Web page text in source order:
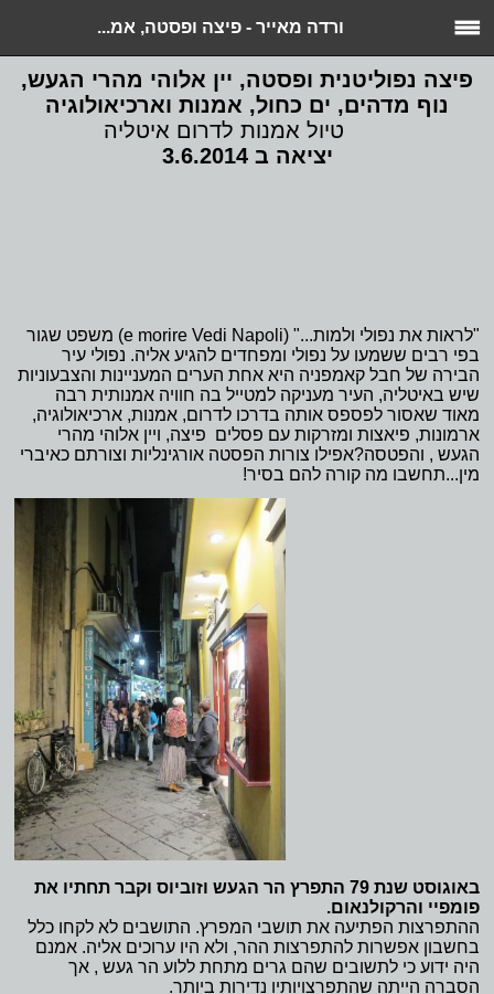
ורדה מאייר - פיצה ופסטה, אמ...
פיצה נפוליטנית ופסטה, יין אלוהי מהרי הגעש,
נוף מדהים, ים כחול, אמנות וארכיאולוגיה
טיול אמנות לדרום איטליה
יציאה ב 3.6.2014
"לראות את נפולי ולמות..." (Vedi Napoli
e morire) משפט שגור
בפי רבים ששמעו על נפולי ומפחדים להגיע אליה. נפולי עיר
הבירה של חבל קאמפניה היא אחת הערים המעניינות והצבעוניות
שיש באיטליה, העיר מעניקה למטייל בה חוויה אמנותית רבה
מאוד שאסור לפספס אותה בדרכו לדרום, אמנות, ארכיאולוגיה,
ארמונות, פיאצות ומזרקות עם פסלים פיצה, ויין אלוהי מהרי
הגעש , והפטסה?אפילו צורות הפסטה אורגינליות וצורתם כאיברי
מין...תחשבו מה קורה להם בסיר!
באוגוסט שנת 79 התפרץ הר הגעש וזוביוס וקבר תחתיו את
פומפיי והרקולנאום.
ההתפרצות הפתיעה את תושבי המפרץ. התושבים לא לקחו כלל
בחשבון אפשרות להתפרצות ההר, ולא היו ערוכים אליה. אמנם
היה ידוע כי לתשובים שהם גרים מתחת ללוע הר געש , אך
הסברה הייתה שהתפרצויותיו נדירות ביותר.